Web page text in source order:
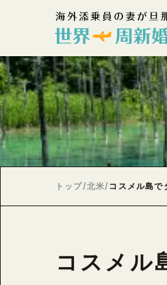
トップ/北米/コスメル島
コスメ